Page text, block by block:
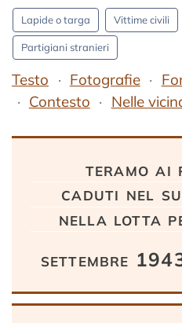
Lapide o targa Vittime civili
Partigiani stranieri
Testo Fotografie
Contesto
Nelle
teramo ai
caduti nel
nella lotta
settembre